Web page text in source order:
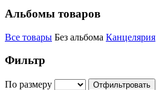
Альбомы товаров
Все товары Без альбома Канцелярия
Фильтр
По размеру Отфильтровать